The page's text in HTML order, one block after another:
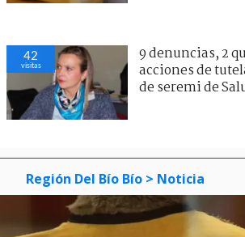
42
visitas
9 denuncias, 2
acciones de
de seremi de
Región Del Bío Bío > Noticia